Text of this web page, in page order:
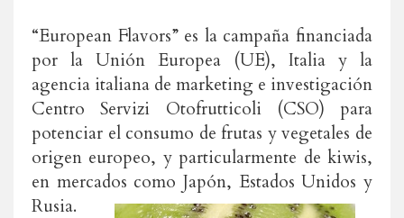
“European Flavors” es la campaña financiada
por la Unión Europea (UE), Italia y la
agencia italiana de marketing e investigación
Centro Servizi Otofrutticoli (CSO) para
potenciar el consumo de frutas y vegetales de
origen europeo, y particularmente de kiwis,
en mercados como Japón, Estados Unidos y
Rusia.